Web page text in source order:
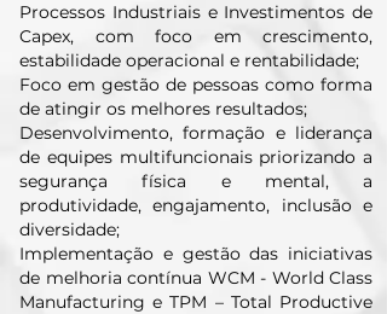
Processos Industriais e Investimentos de
Capex, com foco em crescimento,
estabilidade operacional e rentabilidade;
Foco em gestão de pessoas como forma
de atingir os melhores resultados;
Desenvolvimento, formação e liderança
de equipes multifuncionais priorizando a
segurança física e mental, a
produtividade, engajamento, inclusão e
diversidade;
Implementação e gestão das iniciativas
de melhoria contínua WCM - World Class
Manufacturing e TPM – Total Productive